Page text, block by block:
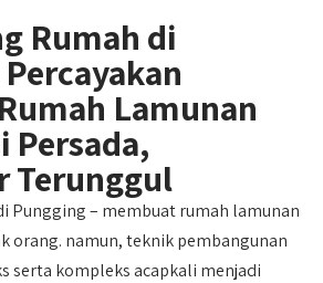
Rumah di
Lamunan
Persada,
Terunggul
Pungging – membuat rumah lamunan
orang. namun, teknik pembangunan
serta kompleks acapkali menjadi